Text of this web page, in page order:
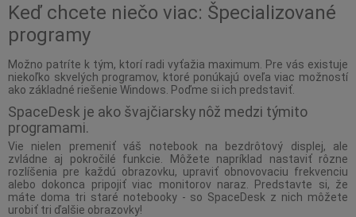
Keď chcete niečo viac: Špecializované
programy
Možno patríte k tým, ktorí radi vyťažia maximum. Pre vás existuje
niekoľko skvelých programov, ktoré ponúkajú oveľa viac možností
ako základné riešenie Windows. Poďme si ich predstaviť.
SpaceDesk je ako švajčiarsky nôž medzi týmito
programami.
Vie nielen premeniť váš notebook na bezdrôtový displej, ale
zvládne aj pokročilé funkcie. Môžete napríklad nastaviť rôzne
rozlíšenia pre každú obrazovku, upraviť obnovovaciu frekvenciu
alebo dokonca pripojiť viac monitorov naraz. Predstavte si, že
máte doma tri staré notebooky - so SpaceDesk z nich môžete
urobiť tri ďalšie obrazovky!